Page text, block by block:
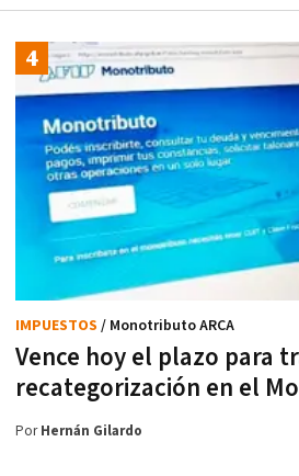
Vence hoy el plazo para
recategorización en el
IMPUESTOS / Monotributo ARCA
PorHernán Gilardo